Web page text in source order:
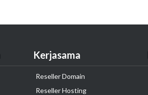
Kerjasama
Reseller Domain
Reseller Hosting